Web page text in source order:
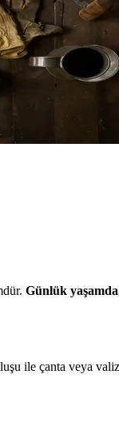
Günlük
ile çanta veya